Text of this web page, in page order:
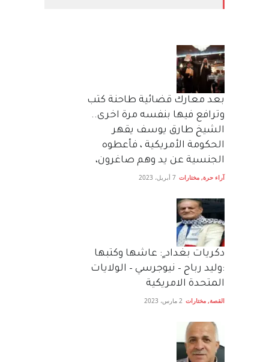
بعد معارك قضائية طاحنة كتب
وترافع فيها بنفسه مرة اخرى..
الشيخ طارق يوسف يقهر
الحكومة الأمريكية ، فأعطوه
الجنسية عن يد وهم صاغرون،
آراء حرة, مختارات 7 أبريل، 2023
دكريات بغداد ٍ: عاشها وكتبها
:وليد رباح – نيوجرسي – الولايات
المتحدة الامريكية
القصة, مختارات 2 مارس، 2023